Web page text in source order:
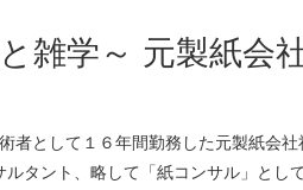
雑学～ 元製紙会
者として１６年間勤務した元製紙会
ルタント、略して「紙コンサル」とし